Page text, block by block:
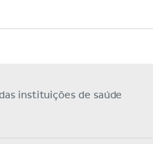
instituições de saúde